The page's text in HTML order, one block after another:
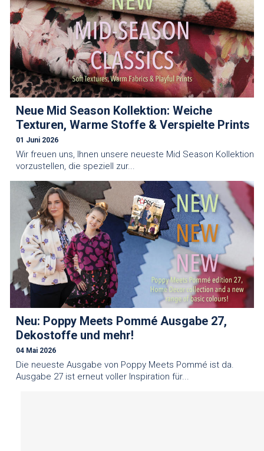
Neue Mid Season Kollektion: Weiche
Texturen, Warme Stoffe & Verspielte Prints
01 Juni 2026
Wir freuen uns, Ihnen unsere neueste Mid Season Kollektion
vorzustellen, die speziell zur...
Neu: Poppy Meets Pommé Ausgabe 27,
Dekostoffe und mehr!
04 Mai 2026
Die neueste Ausgabe von Poppy Meets Pommé ist da.
Ausgabe 27 ist erneut voller Inspiration für...